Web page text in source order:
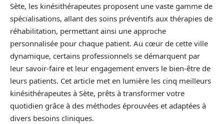
Sète, les kinésithérapeutes proposent une vaste gamme de
spécialisations, allant des soins préventifs aux thérapies de
réhabilitation, permettant ainsi une approche
personnalisée pour chaque patient. Au cœur de cette ville
dynamique, certains professionnels se démarquent par
leur savoir-faire et leur engagement envers le bien-être de
leurs patients. Cet article met en lumière les cinq meilleurs
kinésithérapeutes à Sète, prêts à transformer votre
quotidien grâce à des méthodes éprouvées et adaptées à
divers besoins cliniques.